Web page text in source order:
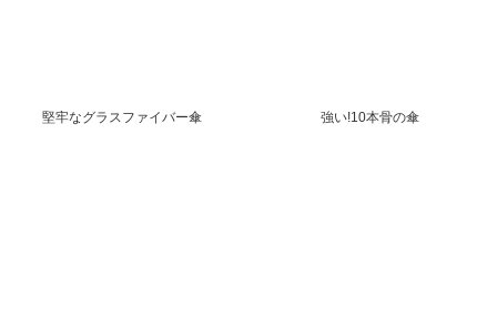
堅牢なグラスファイバー傘 強い!10本骨の傘